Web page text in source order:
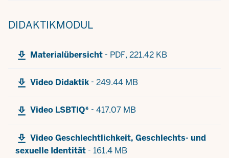
DIDAKTIKMODUL
Materialübersicht - PDF, 221.42 KB
Video Didaktik - 249.44 MB
Video LSBTIQ* - 417.07 MB
Video Geschlechtlichkeit, Geschlechts- und
sexuelle Identität - 161.4 MB